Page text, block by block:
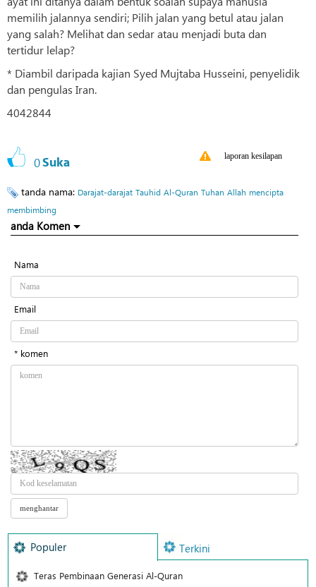
memilih jalannya sendiri; Pilih jalan yang betul atau jalan
yang salah? Melihat dan sedar atau menjadi buta dan
tertidur lelap?
* Diambil daripada kajian Syed Mujtaba Husseini, penyelidik
dan pengulas Iran.
4042844
0Suka laporan kesilapan
tanda nama: Darajat-darajat Tauhid Al-Quran Tuhan Allah mencipta
membimbing
anda Komen
Nama
Email
* komen
Populer Terkini
Teras Pembinaan Generasi Al-Quran